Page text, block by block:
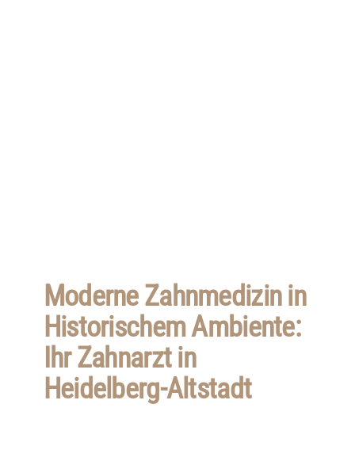
Moderne Zahnmedizin in
Historischem Ambiente:
Ihr Zahnarzt in
Heidelberg-Altstadt